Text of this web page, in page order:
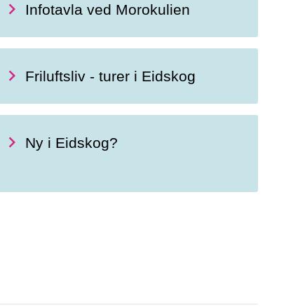
Infotavla ved Morokulien
Friluftsliv - turer i Eidskog
Ny i Eidskog?